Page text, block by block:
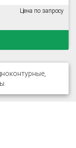
Цена по запросу